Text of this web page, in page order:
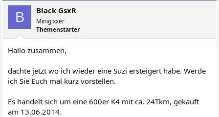
B Black GsxR
Minigixxer
Themenstarter
Hallo zusammen,
dachte jetzt wo ich wieder eine Suzi ersteigert habe. Werde
ich Sie Euch mal kurz vorstellen.
Es handelt sich um eine 600er K4 mit ca. 24Tkm, gekauft
am 13.06.2014.